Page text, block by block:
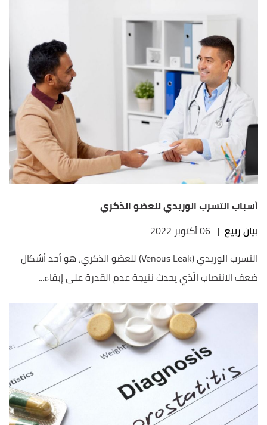
أسباب التسرب الوريدي للعضو الذكري
بيان ربيع | 06 أكتوبر 2022
التسرب الوريدي (Venous Leak) للعضو الذكري، هو أحد أشكال
ضعف الانتصاب الّذي يحدث نتيجة عدم القدرة على إبقاء...